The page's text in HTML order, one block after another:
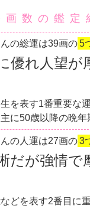
数の鑑定
の総運は39画の5
優れ人望が
を表す1番重要な
に50歳以降の晩年
の人運は27画の3
だが強情で
どを表す2番目に